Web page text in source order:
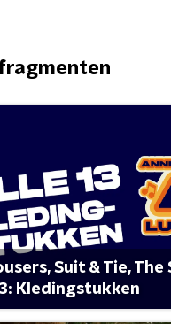
Suit & Tie,
Kledingstukken